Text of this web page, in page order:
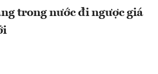
trong nước đi ngược giá